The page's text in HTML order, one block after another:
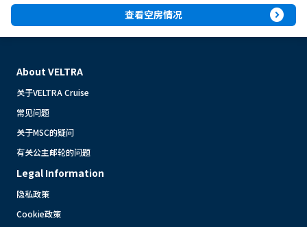
查看空房情况 expand_circle_right
About VELTRA
关于VELTRA Cruise
常见问题
关于MSC的疑问
有关公主邮轮的问题
Legal Information
隐私政策
Cookie政策